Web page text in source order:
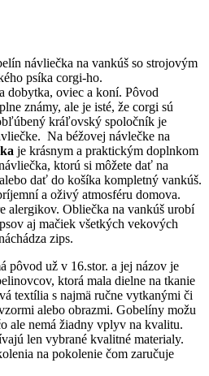
návliečka na vankúš so strojovým
psíka corgi-ho.
dobytka, oviec a koní. Pôvod
známy, ale je isté, že corgi sú
kráľovský spoločník je
Na béžovej návlečke na
je krásnym a praktickým doplnkom
ktorú si môžete dať na
dať do košíka kompletný vankúš.
a oživý atmosféru domova.
alergikov. Obliečka na vankúš urobí
aj mačiek všetkých vekových
zips.
pôvod už v 16.stor. a jej názov je
ktorá mala dielne na tkanie
textília s najmä ručne vytkanými či
alebo obrazmi. Gobelíny možu
ale nemá žiadny vplyv na kvalitu.
len vybrané kvalitné materialy.
na pokolenie čom zaručuje